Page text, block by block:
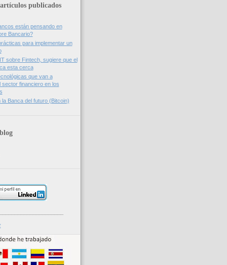
publicados
están pensando en
Bancario?
para implementar un
sobre Fintech, sugiere que el
esta cerca
que van a
sector financiero en los
la Banca del futuro (Bitcoin)